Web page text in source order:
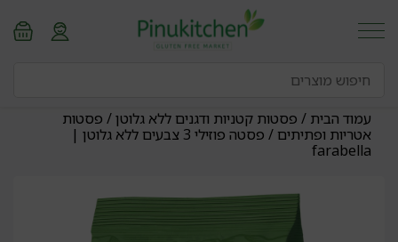
עמוד הבית / פסטות קטניות ודגנים ללא גלוטן/ פסטות
אטריות ופתיתים
/ פסטה פוזילי 3 צבעים ללא גלוטן |
farabella